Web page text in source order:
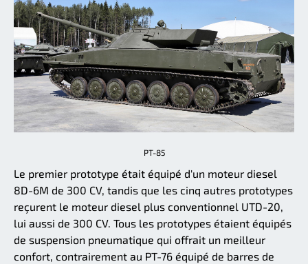
PT-85
Le premier prototype était équipé d'un moteur diesel
8D-6M de 300 CV, tandis que les cinq autres prototypes
reçurent le moteur diesel plus conventionnel UTD-20,
lui aussi de 300 CV. Tous les prototypes étaient équipés
de suspension pneumatique qui offrait un meilleur
confort, contrairement au PT-76 équipé de barres de